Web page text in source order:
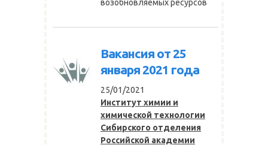
возобновляемых ресурсов
Вакансия от 25
января 2021 года
25/01/2021
Институт химии и
химической технологии
Сибирского отделения
Российской академии